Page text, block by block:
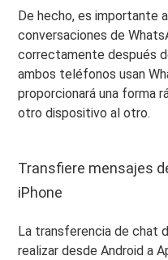
De hecho, es importante
conversaciones de
correctamente después
ambos teléfonos usan
proporcionará una forma
otro dispositivo al otro.
Transfiere mensajes
iPhone
La transferencia de chat
realizar desde Android a